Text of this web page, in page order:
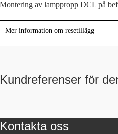
Montering av lamppropp DCL på
Mer information om resetillägg
Kundreferenser för
Kontakta oss